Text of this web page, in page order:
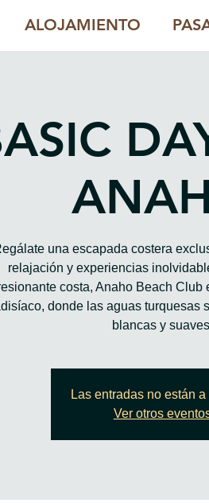
ALOJAMIENTO
una escapada costera
relajación y experiencias
costa, Anaho Beach Club
donde las aguas turquesas
blancas y
Las entradas no están a
Ver otros